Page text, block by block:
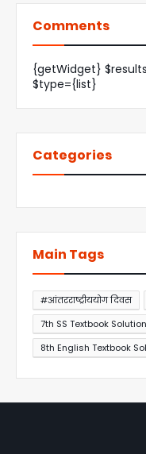
Comments
{getWidget}
$type={list}
Categories
Main Tags
#आंतरराष्ट्रीययोग दिवस
7th SS Textbook Solution
8th English Textbook